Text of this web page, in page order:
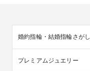
婚約指輪・結婚指輪さがし
プレミアムジュエリー